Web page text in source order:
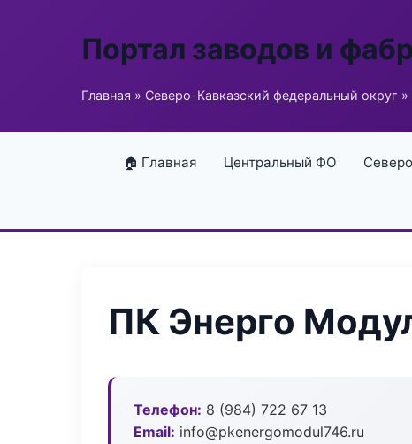
Портал заводов и
Главная » Северо-Кавказский федеральный округ
🏠 Главная Центральный ФО
ПК Энерго
Телефон: 8 (984) 722 67 13
Email: info@pkenergomodul746.ru